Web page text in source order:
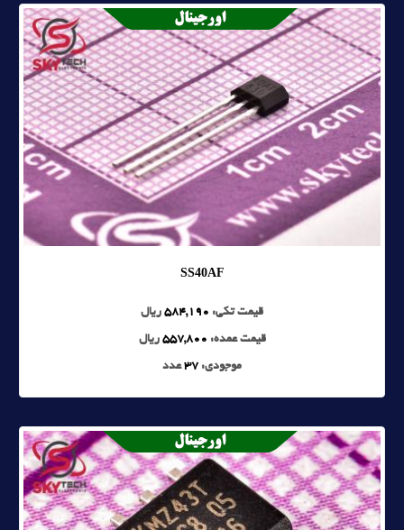
SS40AF
قیمت تکی: 584,190 ریال
قیمت عمده: 557,800 ریال
موجودی: 37عدد